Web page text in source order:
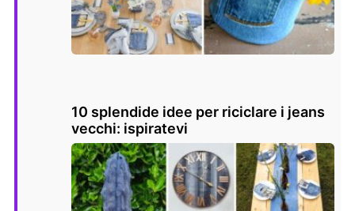
10 splendide idee per riciclare i jeans
vecchi: ispiratevi